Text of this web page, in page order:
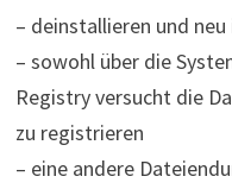
– deinstallieren und
– sowohl über die
Registry versucht die
zu registrieren
– eine andere